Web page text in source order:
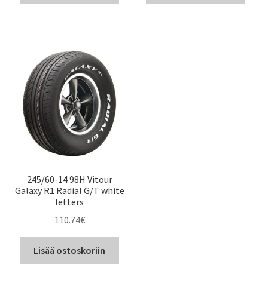
245/60-14 98H Vitour
Galaxy R1 Radial G/T white
letters
110.74€
Lisää ostoskoriin